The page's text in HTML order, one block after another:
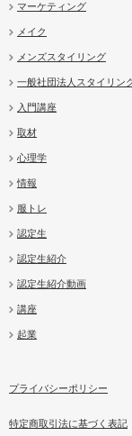
マーケティング
メイク
メンズスタイリング
一般社団法人スタイリン
入門講座
取材
心理学
情報
服トレ
認定生
認定生紹介
認定生紹介動画
講座
起業
プライバシーポリシー
特定商取引法に基づく表記